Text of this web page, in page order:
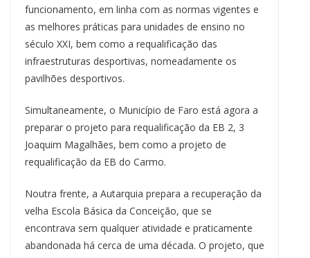
funcionamento, em linha com as normas vigentes e
as melhores práticas para unidades de ensino no
século XXI, bem como a requalificação das
infraestruturas desportivas, nomeadamente os
pavilhões desportivos.
Simultaneamente, o Município de Faro está agora a
preparar o projeto para requalificação da EB 2, 3
Joaquim Magalhães, bem como a projeto de
requalificação da EB do Carmo.
Noutra frente, a Autarquia prepara a recuperação da
velha Escola Básica da Conceição, que se
encontrava sem qualquer atividade e praticamente
abandonada há cerca de uma década. O projeto, que